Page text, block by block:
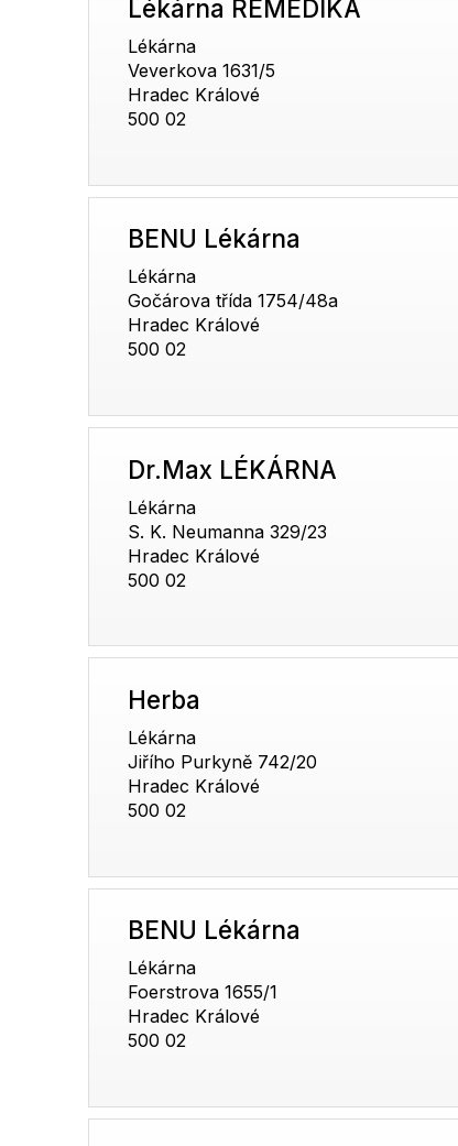
Lékárna REMEDIKA
Lékárna
Veverkova 1631/5
Hradec Králové
500 02
BENU Lékárna
Lékárna
Gočárova třída 1754/48a
Hradec Králové
500 02
Dr.Max LÉKÁRNA
Lékárna
S. K. Neumanna 329/23
Hradec Králové
500 02
Herba
Lékárna
Jiřího Purkyně 742/20
Hradec Králové
500 02
BENU Lékárna
Lékárna
Foerstrova 1655/1
Hradec Králové
500 02